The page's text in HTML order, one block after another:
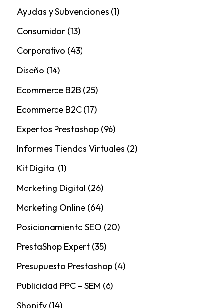
Ayudas y Subvenciones (1)
Consumidor(13)
Corporativo (43)
Diseño (14)
Ecommerce B2B (25)
Ecommerce B2C(17)
Expertos Prestashop(96)
Informes Tiendas Virtuales (2)
Kit Digital (1)
Marketing Digital (26)
Marketing Online(64)
Posicionamiento SEO (20)
PrestaShop Expert(35)
Presupuesto Prestashop(4)
Publicidad PPC – SEM (6)
Shopify(14)